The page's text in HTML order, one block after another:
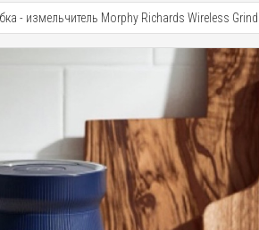
- измельчитель Morphy Richards Wireless